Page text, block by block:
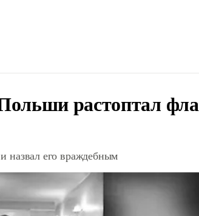
растоптал
назвал его враждебным